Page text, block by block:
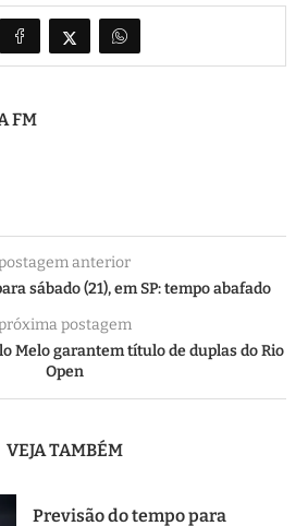
FM
anterior
sábado (21), em SP: tempo abafado
postagem
Melo garantem título de duplas do Rio
Open
VEJA TAMBÉM
Previsão do tempo para